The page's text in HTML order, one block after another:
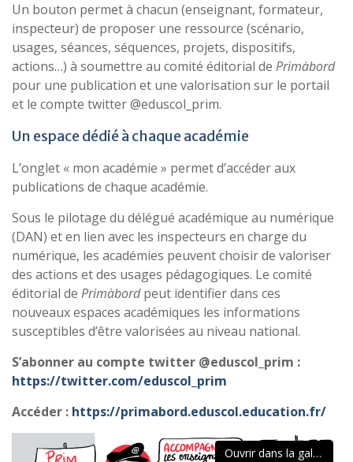
Un bouton permet à chacun (enseignant, formateur,
inspecteur) de proposer une ressource (scénario,
usages, séances, séquences, projets, dispositifs,
actions…) à soumettre au comité éditorial de Primàbord
pour une publication et une valorisation sur le portail
et le compte twitter @eduscol_prim.
Un espace dédié à chaque académie
L’onglet « mon académie » permet d’accéder aux
publications de chaque académie.
Sous le pilotage du délégué académique au numérique
(DAN) et en lien avec les inspecteurs en charge du
numérique, les académies peuvent choisir de valoriser
des actions et des usages pédagogiques. Le comité
éditorial de Primàbordpeut identifier dans ces
nouveaux espaces académiques les informations
susceptibles d’être valorisées au niveau national.
S’abonner au compte twitter @eduscol_prim :
https://twitter.com/eduscol_prim
Accéder : https://primabord.eduscol.education.fr/
Ouvrir dans la galerie